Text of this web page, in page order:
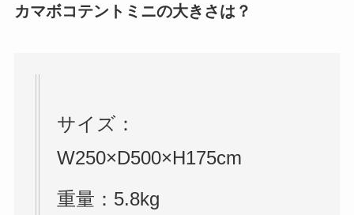
カマボコテントミニの大きさは？
サイズ：
W250×D500×H175cm
重量：5.8kg